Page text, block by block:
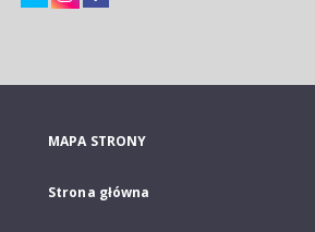
MAPA STRONY
Strona główna